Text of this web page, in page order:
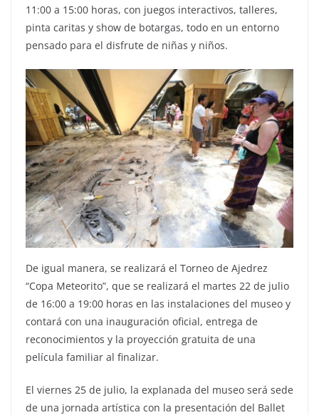
11:00 a 15:00 horas, con juegos interactivos, talleres,
pinta caritas y show de botargas, todo en un entorno
pensado para el disfrute de niñas y niños.
De igual manera, se realizará el Torneo de Ajedrez
“Copa Meteorito”, que se realizará el martes 22 de julio
de 16:00 a 19:00 horas en las instalaciones del museo y
contará con una inauguración oficial, entrega de
reconocimientos y la proyección gratuita de una
película familiar al finalizar.
El viernes 25 de julio, la explanada del museo será sede
de una jornada artística con la presentación del Ballet